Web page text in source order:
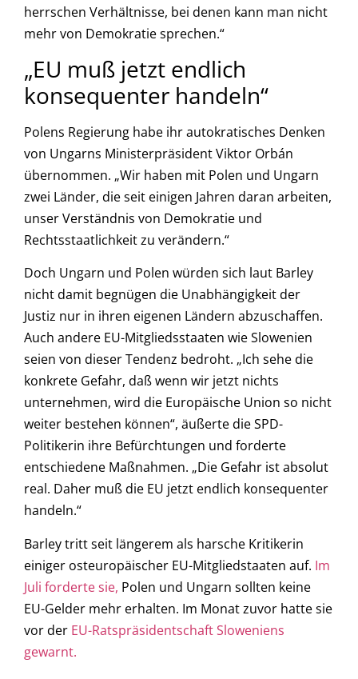
herrschen Verhältnisse, bei denen kann man nicht
mehr von Demokratie sprechen.“
„EU muß jetzt endlich
konsequenter handeln“
Polens Regierung habe ihr autokratisches Denken
von Ungarns Ministerpräsident Viktor Orbán
übernommen. „Wir haben mit Polen und Ungarn
zwei Länder, die seit einigen Jahren daran arbeiten,
unser Verständnis von Demokratie und
Rechtsstaatlichkeit zu verändern.“
Doch Ungarn und Polen würden sich laut Barley
nicht damit begnügen die Unabhängigkeit der
Justiz nur in ihren eigenen Ländern abzuschaffen.
Auch andere EU-Mitgliedsstaaten wie Slowenien
seien von dieser Tendenz bedroht. „Ich sehe die
konkrete Gefahr, daß wenn wir jetzt nichts
unternehmen, wird die Europäische Union so nicht
weiter bestehen können“, äußerte die SPD-
Politikerin ihre Befürchtungen und forderte
entschiedene Maßnahmen. „Die Gefahr ist absolut
real. Daher muß die EU jetzt endlich konsequenter
handeln.“
Barley tritt seit längerem als harsche Kritikerin
einiger osteuropäischer EU-Mitgliedstaaten auf. Im
Juli forderte sie, Polen und Ungarn sollten keine
EU-Gelder mehr erhalten. Im Monat zuvor hatte sie
vor der EU-Ratspräsidentschaft Sloweniens
gewarnt.